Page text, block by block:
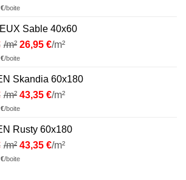
€/boite
Sable 40x60
/m² 26,95 €/m²
€/boite
Skandia 60x180
/m² 43,35 €/m²
€/boite
Rusty 60x180
/m² 43,35 €/m²
€/boite